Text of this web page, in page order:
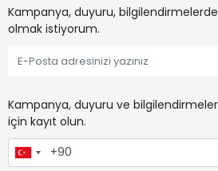
Kampanya, duyuru,
olmak istiyorum.
Kampanya, duyuru ve
için kayıt olun.